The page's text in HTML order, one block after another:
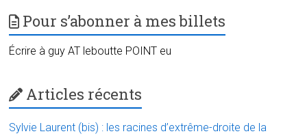
Pour s’abonner à mes billets
Écrire à guy AT leboutte POINT eu
Articles récents
Sylvie Laurent (bis) : les racines d’extrême-droite de la